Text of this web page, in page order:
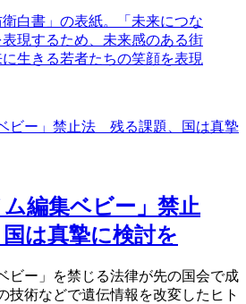
ビー」禁止法 残る課題、国は真摯
ム編集ベビー」禁止
は真摯に検討を
ビー」を禁じる法律が先の国会で成
術などで遺伝情報を改変したヒト